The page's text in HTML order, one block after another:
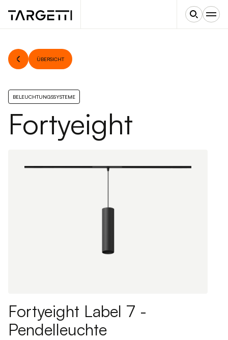
ÜBERSICHT
BELEUCHTUNGSSYSTEME
Fortyeight
Fortyeight Label 7 -
Pendelleuchte